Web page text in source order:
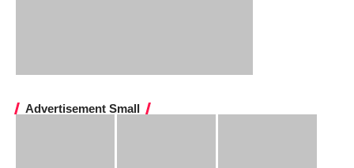
Advertisement Small